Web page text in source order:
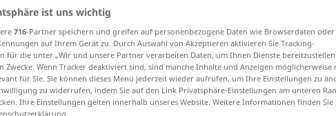
für "uslijediti"
ist uns wichtig
716-Partner speichern und greifen auf personenbezogene Daten wie Browserdaten oder
auf Ihrem Gerät zu. Durch Auswahl von Akzeptieren aktivieren Sie Tracking-
für die unter „Wir und unsere Partner verarbeiten Daten, um Ihnen Dienste
Zwecke. Wenn Tracker deaktiviert sind, sind manche Inhalte und Anzeigen möglicherweise
für Sie. Sie können dieses Menü jederzeit wieder aufrufen, um Ihre Einstellungen zu
zu widerrufen, indem Sie auf den Link Privatsphäre-Einstellungen am unteren
Ihre Einstellungen gelten innerhalb unseres Website. Weitere Informationen finden Sie